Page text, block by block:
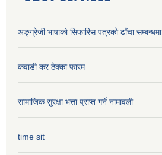
अङ्ग्रेजी भाषाको सिफारिस पत्रको ढाँचा सम्बन्धमा
कवाडी कर ठेक्का फारम
सामाजिक सुरक्षा भत्ता प्राप्त गर्ने नामावली
time sit